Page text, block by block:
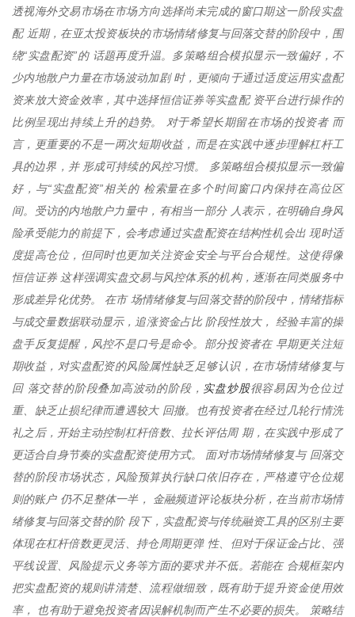
透视海外交易市场在市场方向选择尚未完成的窗口期这一阶段实盘
配 近期，在亚太投资板块的市场情绪修复与回落交替的阶段中，围
绕“实盘配资”的 话题再度升温。多策略组合模拟显示一致偏好，不
少内地散户力量在市场波动加剧 时，更倾向于通过适度运用实盘配
资来放大资金效率，其中选择恒信证券等实盘配 资平台进行操作的
比例呈现出持续上升的趋势。 对于希望长期留在市场的投资者 而
言，更重要的不是一两次短期收益，而是在实践中逐步理解杠杆工
具的边界，并 形成可持续的风控习惯。 多策略组合模拟显示一致偏
好，与“实盘配资”相关的 检索量在多个时间窗口内保持在高位区
间。受访的内地散户力量中，有相当一部分 人表示，在明确自身风
险承受能力的前提下，会考虑通过实盘配资在结构性机会出 现时适
度提高仓位，但同时也更加关注资金安全与平台合规性。这使得像
恒信证券 这样强调实盘交易与风控体系的机构，逐渐在同类服务中
形成差异化优势。 在市 场情绪修复与回落交替的阶段中，情绪指标
与成交量数据联动显示，追涨资金占比 阶段性放大， 经验丰富的操
盘手反复提醒，风控不是口号是命令。部分投资者在 早期更关注短
期收益，对实盘配资的风险属性缺乏足够认识，在市场情绪修复与
回 落交替的阶段叠加高波动的阶段， 实盘炒股很容易因为仓位过
重、缺乏止损纪律而遭遇较大 回撤。也有投资者在经过几轮行情洗
礼之后，开始主动控制杠杆倍数、拉长评估周 期，在实践中形成了
更适合自身节奏的实盘配资使用方式。 面对市场情绪修复与 回落交
替的阶段市场状态，风险预算执行缺口依旧存在，严格遵守仓位规
则的账户 仍不足整体一半， 金融频道评论板块分析，在当前市场情
绪修复与回落交替的阶 段下，实盘配资与传统融资工具的区别主要
体现在杠杆倍数更灵活、持仓周期更弹 性、但对于保证金占比、强
平线设置、风险提示义务等方面的要求并不低。若能在 合规框架内
把实盘配资的规则讲清楚、流程做细致，既有助于提升资金使用效
率， 也有助于避免投资者因误解机制而产生不必要的损失。 策略结